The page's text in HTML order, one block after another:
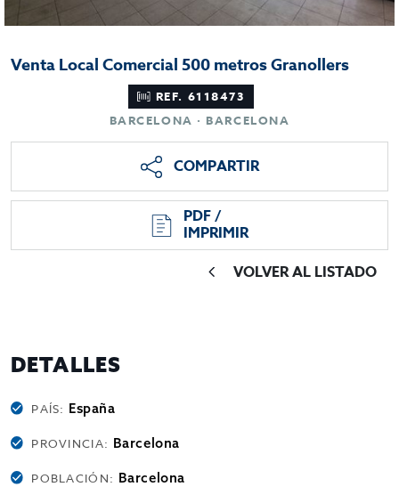
Venta Local Comercial 500 metros Granollers
REF. 6118473
BARCELONA · BARCELONA
COMPARTIR
PDF /
IMPRIMIR
VOLVER AL LISTADO
DETALLES
PAÍS: España
PROVINCIA: Barcelona
POBLACIÓN: Barcelona